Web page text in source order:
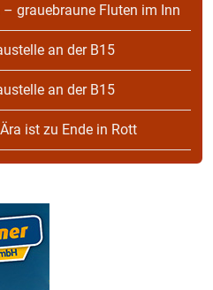
– grauebraune Fluten im Inn
an der B15
an der B15
ist zu Ende in Rott